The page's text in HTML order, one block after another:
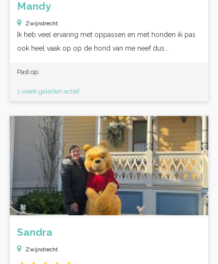
Mandy
Zwijndrecht
Ik heb veel ervaring met oppassen en met honden ik pas
ook heel vaak op op de hond van me neef dus...
Past op:
1 week geleden actief
Sandra
Zwijndrecht